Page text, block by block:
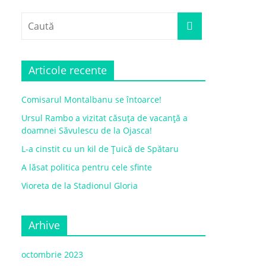
Articole recente
Comisarul Montalbanu se întoarce!
Ursul Rambo a vizitat căsuța de vacanță a
doamnei Săvulescu de la Ojasca!
L-a cinstit cu un kil de Țuică de Spătaru
A lăsat politica pentru cele sfinte
Vioreta de la Stadionul Gloria
Arhive
octombrie 2023